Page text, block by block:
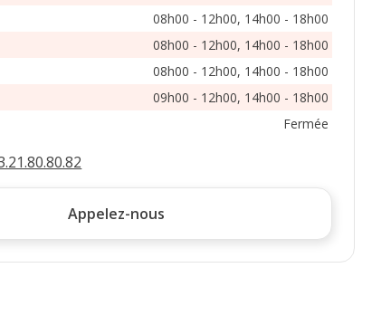
08h00 - 12h00, 14h00 - 18h00
08h00 - 12h00, 14h00 - 18h00
08h00 - 12h00, 14h00 - 18h00
09h00 - 12h00, 14h00 - 18h00
Fermée
Appelez-nous